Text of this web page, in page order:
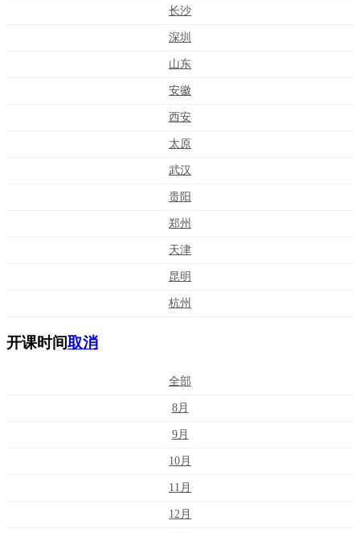
长沙
深圳
山东
安徽
西安
太原
武汉
贵阳
郑州
天津
昆明
杭州
开课时间取消
全部
8月
9月
10月
11月
12月